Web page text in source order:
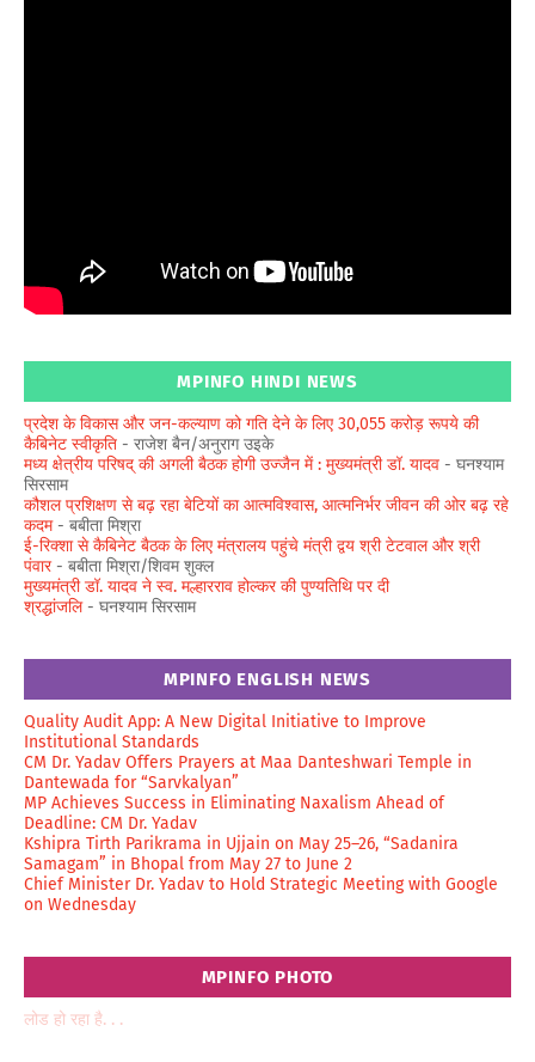
MPINFO HINDI NEWS
प्रदेश के विकास और जन-कल्याण को गति देने के लिए 30,055 करोड़ रूपये की
कैबिनेट स्वीकृति - राजेश बैन/अनुराग उइके
मध्य क्षेत्रीय परिषद् की अगली बैठक होगी उज्जैन में : मुख्यमंत्री डॉ. यादव - घनश्याम
सिरसाम
कौशल प्रशिक्षण से बढ़ रहा बेटियों का आत्मविश्वास, आत्मनिर्भर जीवन की ओर बढ़ रहे
कदम- बबीता मिश्रा
ई-रिक्शा से कैबिनेट बैठक के लिए मंत्रालय पहुंचे मंत्री द्वय श्री टेटवाल और श्री
पंवार- बबीता मिश्रा/शिवम शुक्ल
मुख्यमंत्री डॉ. यादव ने स्व. मल्हारराव होल्कर की पुण्यतिथि पर दी
श्रद्धांजलि- घनश्याम सिरसाम
MPINFO ENGLISH NEWS
Quality Audit App: A New Digital Initiative to Improve
Institutional Standards
CM Dr. Yadav Offers Prayers at Maa Danteshwari Temple in
Dantewada for “Sarvkalyan”
MP Achieves Success in Eliminating Naxalism Ahead of
Deadline: CM Dr. Yadav
Kshipra Tirth Parikrama in Ujjain on May 25–26, “Sadanira
Samagam” in Bhopal from May 27 to June 2
Chief Minister Dr. Yadav to Hold Strategic Meeting with Google
on Wednesday
MPINFO PHOTO
लोड हो रहा है. . .